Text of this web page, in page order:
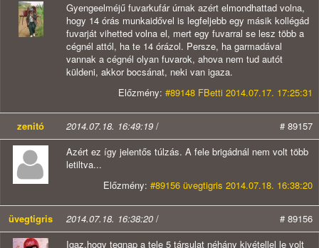
Gyengeelméjű fuvarkufár úrnak azért elmondhattad volna,
hogy 14 órás munkaidővel is legfeljebb egy másik kollégád
fuvarját vihetted volna el, mert egy fuvarral se lesz több a
cégnél attól, ha te 14 órázol. Persze, ha garmadával
vannak a cégnél olyan fuvarok, ahova nem tud autót
küldeni, akkor bocsánat, neki van igaza.
Előzmény: #89148 FBetti 2014.07.17. 17:25:31
zenitó 2014.07.18. 16:49:19 /
# 89157
Azért ez így jelentős túlzás. A fele brigádnál nem volt több
letiltva...
Előzmény: #89156 üvegtigris 2014.07.18. 16:38:20
üvegtigris 2014.07.18. 16:38:20 /
# 89156
Igaz,hogy tegnap a tele 5 társulat néhány kivétellel le volt